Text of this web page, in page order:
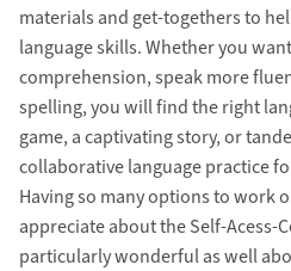
materials and get-togethers to
language skills. Whether you
comprehension, speak more
spelling, you will find the right
game, a captivating story, or
collaborative language practice
Having so many options to work
appreciate about the Self-Acess-
particularly wonderful as well